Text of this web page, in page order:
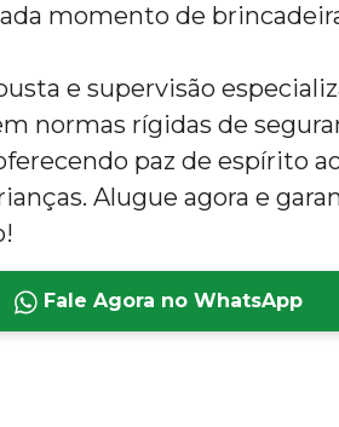
momento de
e supervisão
normas rígidas de
paz de espírito
Alugue agora e
Fale Agora no WhatsApp